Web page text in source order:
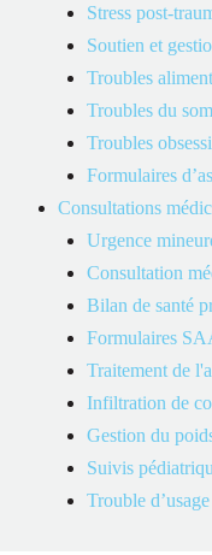
Stress post-
Soutien et
Troubles
Troubles du
Troubles
Formulaires
Consultations
Urgence
Consultation
Bilan de santé
Formulaires
Traitement de
Infiltration de
Gestion du
Suivis
Trouble
Autres
exemple,
3. Cookies
3.1 Définition
Un cookie est un petit
l’ordinateur ou le
visite. Les cookies sont
les activités de
préférences, les
navigation, et d’autres